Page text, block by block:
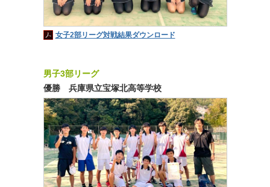
女子2部リーグ対戦結果ダウンロード
男子3部リーグ
優勝 兵庫県立宝塚北高等学校